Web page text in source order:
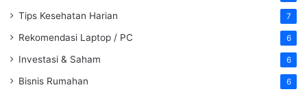
Tips Kesehatan Harian 7
Rekomendasi Laptop / PC 6
Investasi & Saham 6
Bisnis Rumahan 6